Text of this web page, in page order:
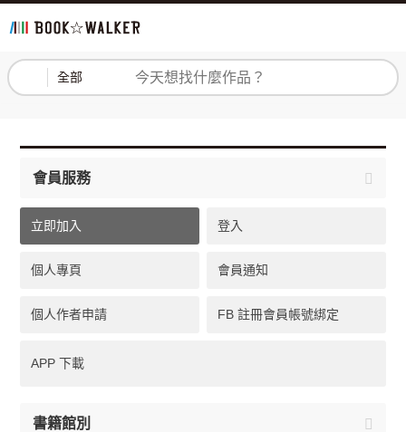
全部 登入 註冊
會員服務
立即加入 登入
個人專頁 會員通知
個人作者申請 FB 註冊會員帳號綁定
APP 下載
書籍館別